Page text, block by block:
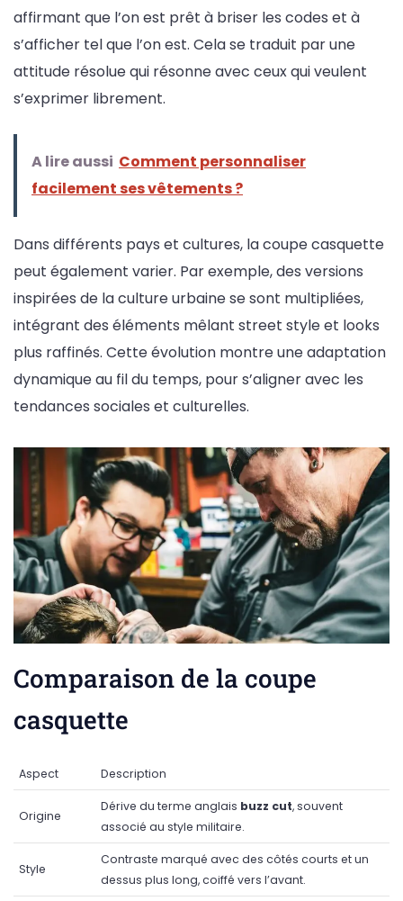
affirmant que l’on est prêt à briser les codes et à
s’afficher tel que l’on est. Cela se traduit par une
attitude résolue qui résonne avec ceux qui veulent
s’exprimer librement.
A lire aussi Comment personnaliser
facilement ses vêtements ?
Dans différents pays et cultures, la coupe casquette
peut également varier. Par exemple, des versions
inspirées de la culture urbaine se sont multipliées,
intégrant des éléments mêlant street style et looks
plus raffinés. Cette évolution montre une adaptation
dynamique au fil du temps, pour s’aligner avec les
tendances sociales et culturelles.
Comparaison de la coupe
casquette
Aspect Description
Origine
Dérive du terme anglais buzz cut, souvent
associé au style militaire.
Style
Contraste marqué avec des côtés courts et un
dessus plus long, coiffé vers l’avant.